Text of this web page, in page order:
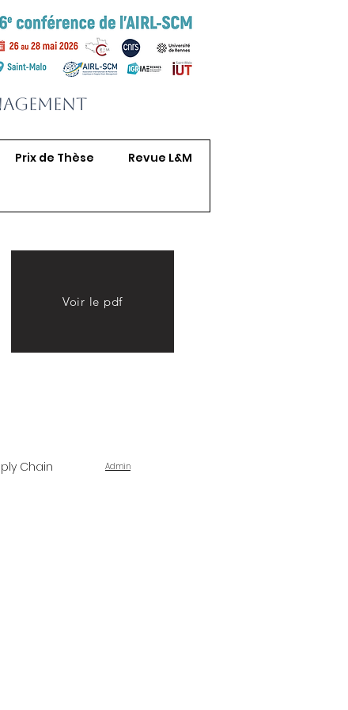
Prix de Thèse Revue L&M
Voir le pdf
Chain
Admin